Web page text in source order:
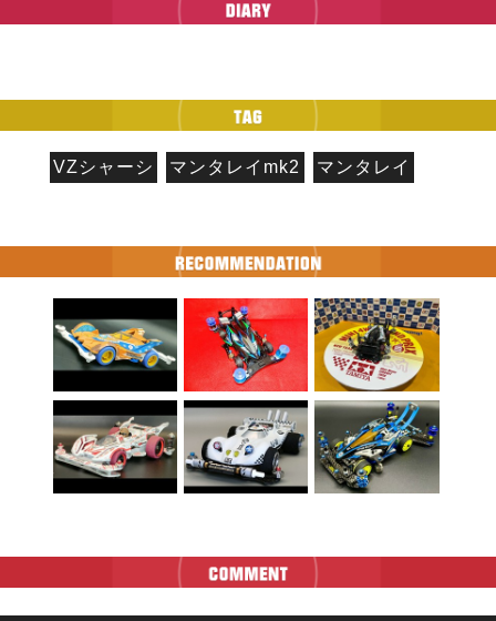
VZシャーシ マンタレイmk2 マンタレイ